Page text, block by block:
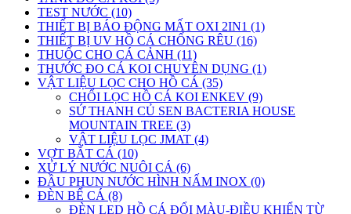
TEST NƯỚC (10)
THIẾT BỊ BÁO ĐỘNG MẤT OXI 2IN1 (1)
THIẾT BỊ UV HỒ CÁ CHỐNG RÊU (16)
THUỐC CHO CÁ CẢNH (11)
THƯỚC ĐO CÁ KOI CHUYÊN DỤNG (1)
VẬT LIỆU LỌC CHO HỒ CÁ (35)
CHỔI LỌC HỒ CÁ KOI ENKEV (9)
SỨ THANH CỦ SEN BACTERIA HOUSE
MOUNTAIN TREE (3)
VẬT LIỆU LỌC JMAT (4)
VỢT BẮT CÁ (10)
XỬ LÝ NƯỚC NUÔI CÁ (6)
ĐẦU PHUN NƯỚC HÌNH NẤM INOX (0)
ĐÈN BỂ CÁ (8)
ĐÈN LED HỒ CÁ ĐỔI MÀU-ĐIỀU KHIỂN TỪ